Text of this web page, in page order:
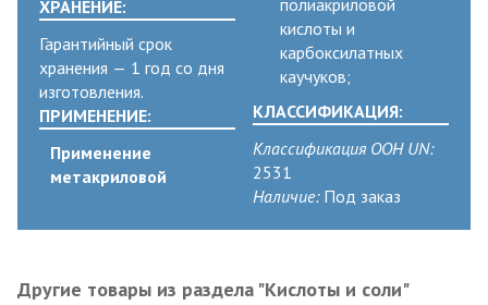
ХРАНЕНИЕ:
Гарантийный срок
хранения — 1 год со дня
изготовления.
ПРИМЕНЕНИЕ:
Применение
метакриловой
кислоты и
карбоксилатных
каучуков;
КЛАССИФИКАЦИЯ:
Классификация ООН UN:
2531
Наличие:Под заказ
Другие товары из раздела "Кислоты и соли"